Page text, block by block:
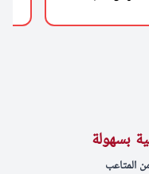
بسهولة
المتاعب